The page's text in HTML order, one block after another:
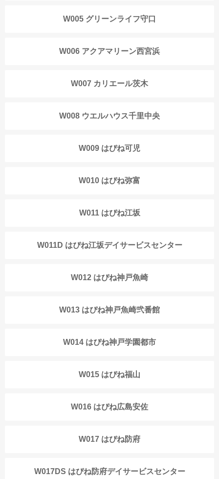
W005 グリーンライフ守口
W006 アクアマリーン西宮浜
W007 カリエール茨木
W008 ウエルハウス千里中央
W009 はぴね可児
W010 はぴね弥富
W011 はぴね江坂
W011D はぴね江坂デイサービスセンター
W012 はぴね神戸魚崎
W013 はぴね神戸魚崎弐番館
W014 はぴね神戸学園都市
W015 はぴね福山
W016 はぴね広島安佐
W017 はぴね防府
W017DS はぴね防府デイサービスセンター